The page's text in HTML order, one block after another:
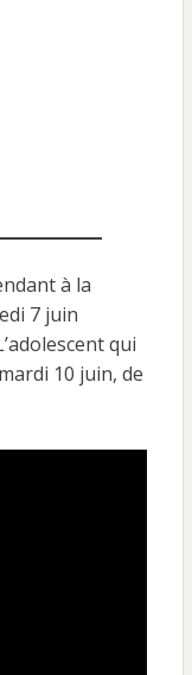
à la
7 juin
qui
10 juin, de